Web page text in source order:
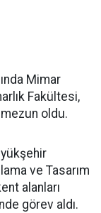
Mimar
Fakültesi,
oldu.
ve Tasarım
alanları
görev aldı.